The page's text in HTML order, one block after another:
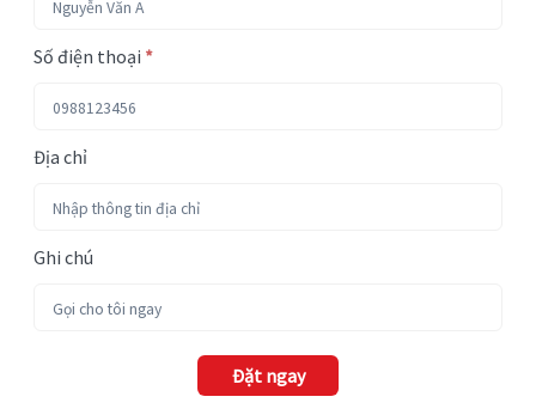
Số điện thoại *
Địa chỉ
Ghi chú
Đặt ngay